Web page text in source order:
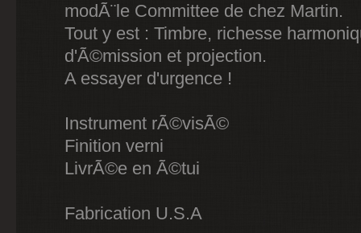
modÃ¨le Committee de chez Martin.
Tout y est : Timbre, richesse
d'Ã©mission et projection.
A essayer d'urgence !
Instrument rÃ©visÃ©
Finition verni
LivrÃ©e en Ã©tui
Fabrication U.S.A